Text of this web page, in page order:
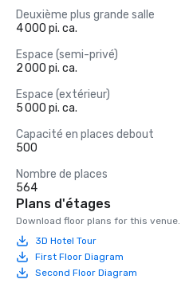
Deuxième plus grande salle
4 000 pi. ca.
Espace (semi-privé)
2 000 pi. ca.
Espace (extérieur)
5 000 pi. ca.
Capacité en places debout
500
Nombre de places
564
Plans d'étages
Download floor plans for this venue.
3D Hotel Tour
First Floor Diagram
Second Floor Diagram